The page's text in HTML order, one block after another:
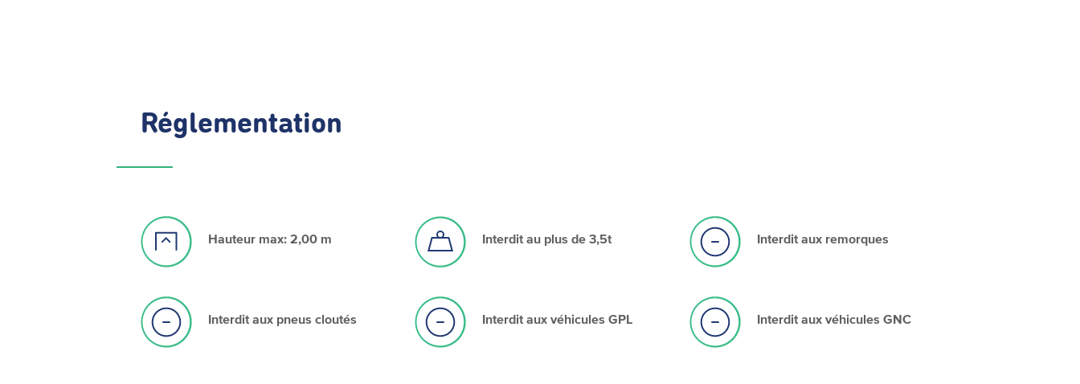
Réglementation
Hauteur max: 2,00 m Interdit au plus de 3,5t Interdit aux remorques
Interdit aux pneus cloutés Interdit aux véhicules GPL Interdit aux véhicules GNC